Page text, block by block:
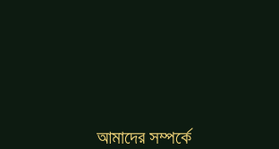
আমাদের সম্পর্কে